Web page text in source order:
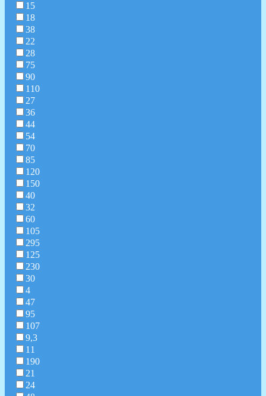
15
18
38
22
28
75
90
110
27
36
44
54
70
85
120
150
40
32
60
105
295
125
230
30
4
47
95
107
9,3
11
190
21
24